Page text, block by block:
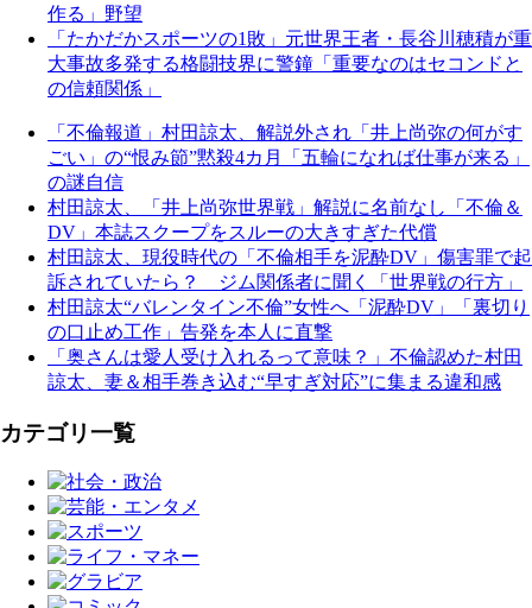
作る」野望
「たかだかスポーツの1敗」元世界王者・長谷川穂積が重
大事故多発する格闘技界に警鐘「重要なのはセコンドと
の信頼関係」
「不倫報道」村田諒太、解説外され「井上尚弥の何がす
ごい」の“恨み節”黙殺4カ月「五輪になれば仕事が来る」
の謎自信
村田諒太、「井上尚弥世界戦」解説に名前なし「不倫＆
DV」本誌スクープをスルーの大きすぎた代償
村田諒太、現役時代の「不倫相手を泥酔DV」傷害罪で起
訴されていたら？ ジム関係者に聞く「世界戦の行方」
村田諒太“バレンタイン不倫”女性へ「泥酔DV」「裏切り
の口止め工作」告発を本人に直撃
「奥さんは愛人受け入れるって意味？」不倫認めた村田
諒太、妻＆相手巻き込む“早すぎ対応”に集まる違和感
カテゴリ一覧